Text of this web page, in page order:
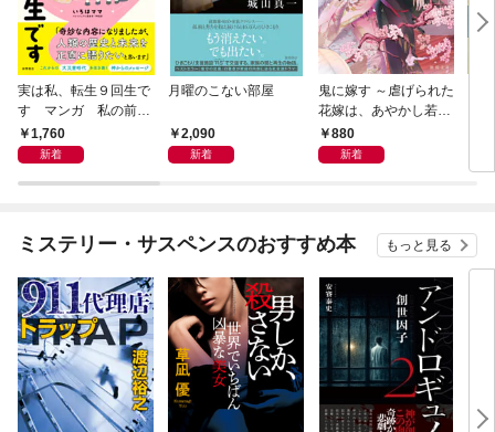
実は私、転生９回生で
す マンガ 私の前世
物語1,760
新着
月曜のこない部屋
2,090
新着
鬼に嫁す ～虐げられた
花嫁は、あやかし若頭
に溺愛される～
880
新着
ミステリー・サスペンスのおすすめ本 もっと見る